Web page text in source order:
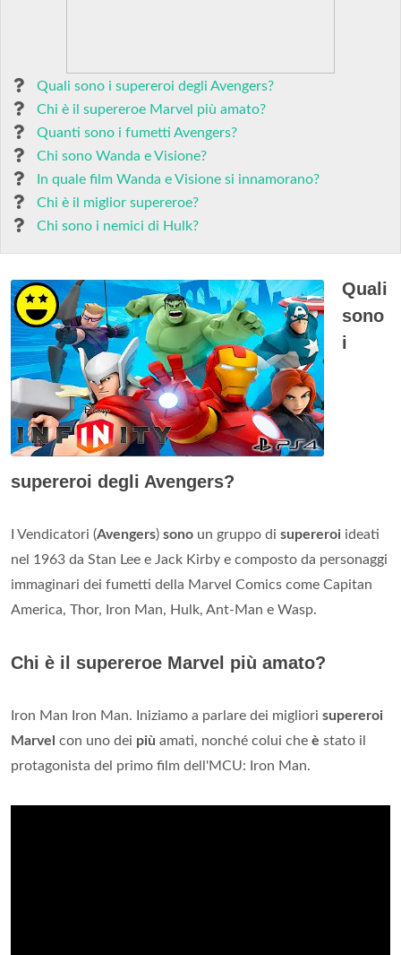
Quali sono i supereroi degli Avengers?
Chi è il supereroe Marvel più amato?
Quanti sono i fumetti Avengers?
Chi sono Wanda e Visione?
In quale film Wanda e Visione si innamorano?
Chi è il miglior supereroe?
Chi sono i nemici di Hulk?
Quali
sono
i
supereroi degli Avengers?
I Vendicatori (Avengers) sono un gruppo di supereroi ideati
nel 1963 da Stan Lee e Jack Kirby e composto da personaggi
immaginari dei fumetti della Marvel Comics come Capitan
America, Thor, Iron Man, Hulk, Ant-Man e Wasp.
Chi è il supereroe Marvel più amato?
Iron Man Iron Man. Iniziamo a parlare dei migliori supereroi
Marvel con uno dei più amati, nonché colui che è stato il
protagonista del primo film dell'MCU: Iron Man.